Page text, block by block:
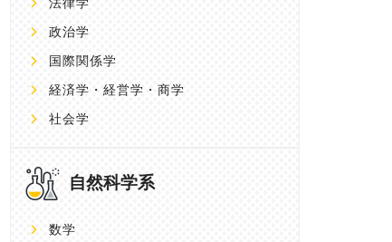
政治学
国際関係学
経済学・経営学・商学
社会学
自然科学系
数学